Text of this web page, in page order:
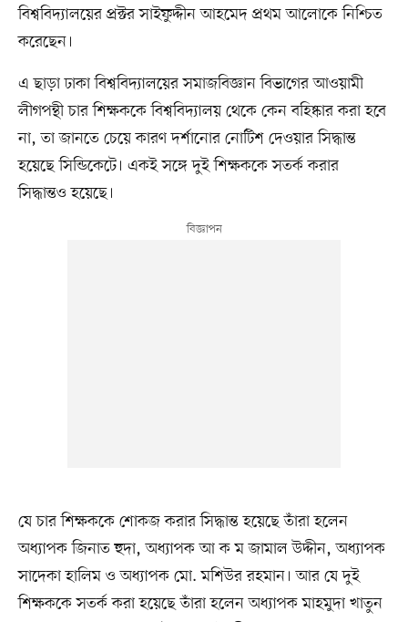
বিশ্ববিদ্যালয়ের প্রক্টর সাইফুদ্দীন আহমেদ প্রথম আলোকে নিশ্চিত
করেছেন।
এ ছাড়া ঢাকা বিশ্ববিদ্যালয়ের সমাজবিজ্ঞান বিভাগের আওয়ামী
লীগপন্থী চার শিক্ষককে বিশ্ববিদ্যালয় থেকে কেন বহিষ্কার করা হবে
না, তা জানতে চেয়ে কারণ দর্শানোর নোটিশ দেওয়ার সিদ্ধান্ত
হয়েছে সিন্ডিকেটে। একই সঙ্গে দুই শিক্ষককে সতর্ক করার
সিদ্ধান্তও হয়েছে।
যে চার শিক্ষককে শোকজ করার সিদ্ধান্ত হয়েছে তাঁরা হলেন
অধ্যাপক জিনাত হুদা, অধ্যাপক আ ক ম জামাল উদ্দীন, অধ্যাপক
সাদেকা হালিম ও অধ্যাপক মো. মশিউর রহমান। আর যে দুই
শিক্ষককে সতর্ক করা হয়েছে তাঁরা হলেন অধ্যাপক মাহমুদা খাতুন